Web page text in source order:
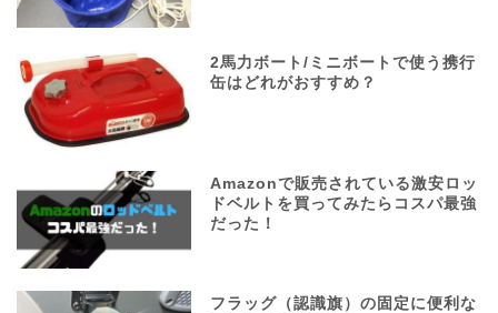
2馬力ボート/ミニボートで使う携行
缶はどれがおすすめ？
Amazonで販売されている激安ロッ
ドベルトを買ってみたらコスパ最強
だった！
フラッグ（認識旗）の固定に便利な